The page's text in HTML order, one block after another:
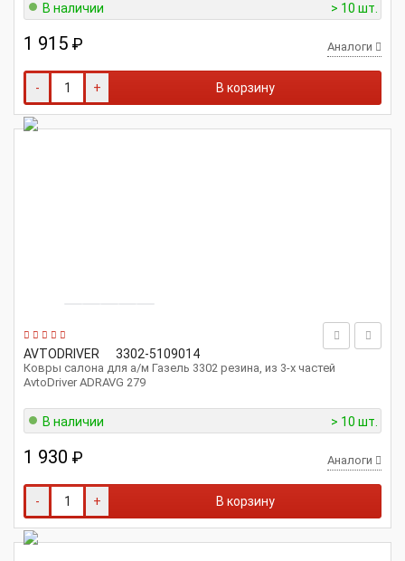
В наличии > 10 шт.
1 915 ₽ Аналоги
- + В корзину
AVTODRIVER 3302-5109014
Ковры салона для а/м Газель 3302 резина, из 3-х частей
AvtoDriver ADRAVG 279
В наличии > 10 шт.
1 930 ₽ Аналоги
- + В корзину